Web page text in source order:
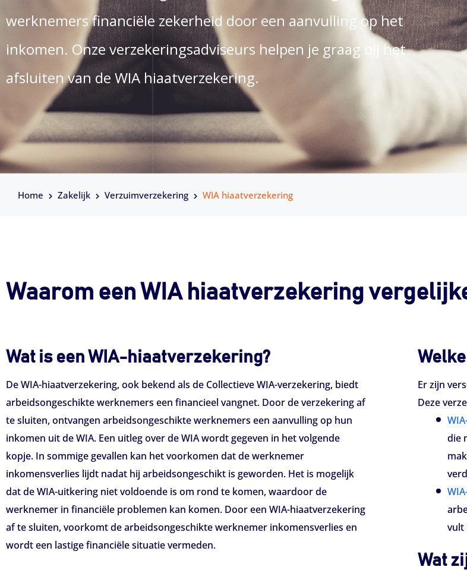
werknemers financiële zekerheid door een aanvulling op het
inkomen. Onze verzekeringsadviseurs helpen je graag bij het
afsluiten van de WIA hiaatverzekering.
Home Zakelijk Verzuimverzekering WIA hiaatverzekering
Waarom een WIA hiaatverzekering
Wat is een WIA-hiaatverzekering?
De WIA-hiaatverzekering, ook bekend als de Collectieve WIA-verzekering, biedt
arbeidsongeschikte werknemers een financieel vangnet. Door de verzekering af
te sluiten, ontvangen arbeidsongeschikte werknemers een aanvulling op hun
inkomen uit de WIA. Een uitleg over de WIA wordt gegeven in het volgende
kopje. In sommige gevallen kan het voorkomen dat de werknemer
inkomensverlies lijdt nadat hij arbeidsongeschikt is geworden. Het is mogelijk
dat de WIA-uitkering niet voldoende is om rond te komen, waardoor de
werknemer in financiële problemen kan komen. Door een WIA-hiaatverzekering
af te sluiten, voorkomt de arbeidsongeschikte werknemer inkomensverlies en
wordt een lastige financiële situatie vermeden.
Er zijn
Deze
die
vult
Wat